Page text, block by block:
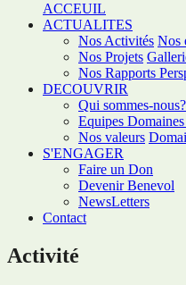
ACCEUIL
ACTUALITES
Nos Activités Nos
Nos Projets
Nos Rapports
DECOUVRIR
Qui sommes-nous?
Equipes
Nos valeurs
S'ENGAGER
Faire un Don
Devenir Benevol
NewsLetters
Contact
Activité